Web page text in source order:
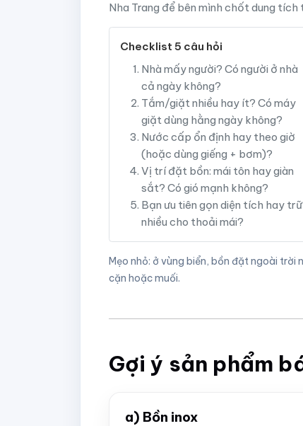
Nha Trang để bên mình chốt dung
Checklist 5 câu hỏi
Nhà mấy người? Có người ở nhà
cả ngày không?
Tắm/giặt nhiều hay ít? Có máy
giặt dùng hằng ngày không?
Nước cấp ổn định hay theo giờ
(hoặc dùng giếng + bơm)?
Vị trí đặt bồn: mái tôn hay giàn
sắt? Có gió mạnh không?
Bạn ưu tiên gọn diện tích hay trữ
nhiều cho thoải mái?
Mẹo nhỏ: ở vùng biển, bồn đặt ngoài
cặn hoặc muối.
Gợi ý sản phẩm
a) Bồn inox